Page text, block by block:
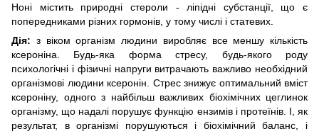
Ноні містить природні стероли - ліпідні субстанції, що є
попередниками різних гормонів, у тому числі і статевих.
Дія: з віком організм людини виробляє все меншу кількість
ксероніна. Будь-яка форма стресу, будь-якого роду
психологічні і фізичні напруги витрачають важливо необхідний
організмові людини ксеронін. Стрес знижує оптимальний вміст
ксероніну, одного з найбільш важливих біохімічних цеглинок
організму, що надалі порушує функцію ензимів і протеїнів. І, як
результат, в організмі порушуються і біохімічний баланс, і